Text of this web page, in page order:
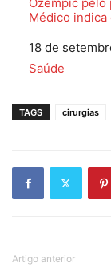
Médico
Data
18 de
Em relação a
Saúde
TAGS cirurgias
Artigo anterior